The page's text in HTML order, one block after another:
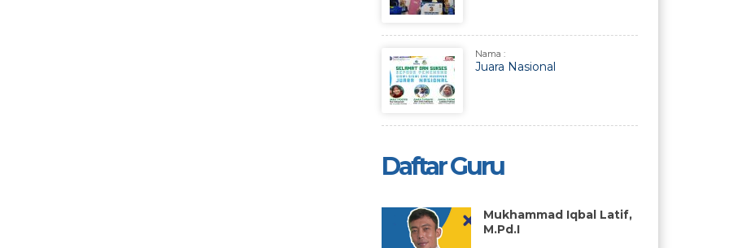
Nama :
Juara Nasional
Daftar Guru
Mukhammad Iqbal Latif,
M.Pd.I